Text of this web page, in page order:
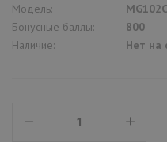
Модель:
Бонусные баллы:
800
Наличие:
Нет на